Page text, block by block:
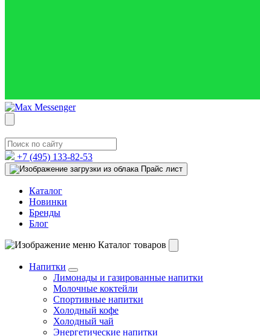
+7 (495) 133-82-53
Прайс лист
Каталог
Новинки
Бренды
Блог
Каталог товаров
Напитки
Лимонады и газированные напитки
Молочные коктейли
Спортивные напитки
Холодный кофе
Холодный чай
Энергетические напитки